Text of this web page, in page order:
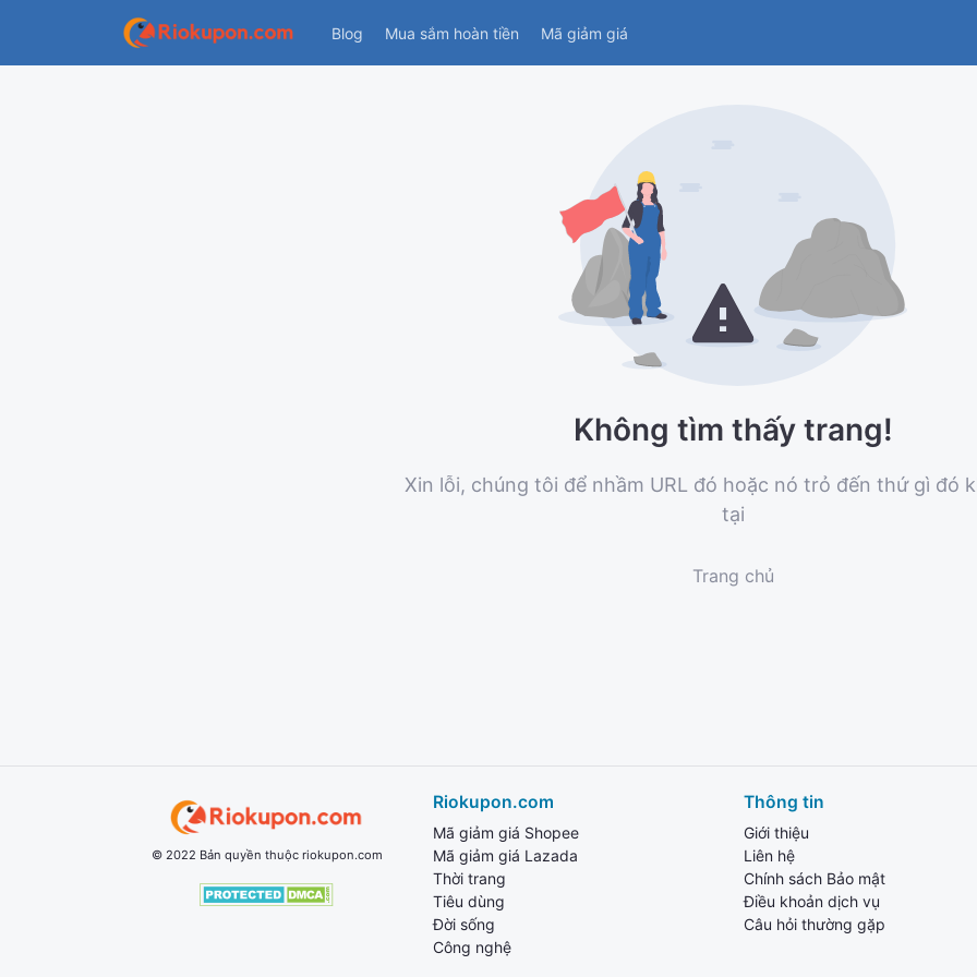
Blog Mua sắm hoàn tiền Mã giảm giá
Không tìm thấy trang!
Xin lỗi, chúng tôi để nhầm URL đó hoặc nó trỏ đến thứ gì đó
tại
Trang chủ
© 2022 Bản quyền thuộc riokupon.com
Riokupon.com
Mã giảm giá Shopee
Mã giảm giá Lazada
Thời trang
Tiêu dùng
Đời sống
Công nghệ
Thông tin
Giới thiệu
Liên hệ
Chính sách Bảo mật
Điều khoản dịch vụ
Câu hỏi thường gặp